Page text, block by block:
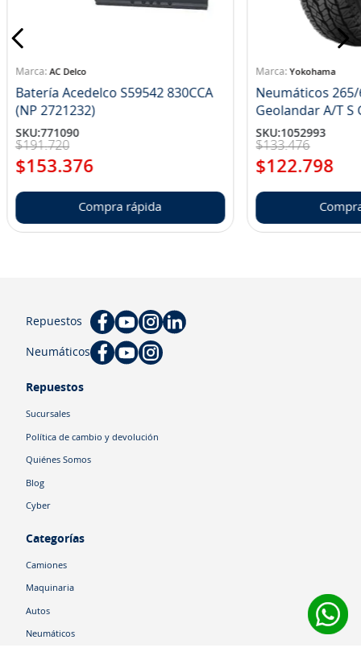
AC Delco
Batería Acedelco S59542 830CCA
(NP 2721232)
SKU:771090
$191.720
$153.376
Compra rápida
Yokohama
Neumáticos 265/
SKU:1052993
$133.476
$122.798
Repuestos
Neumáticos
Repuestos
Sucursales
Política de cambio y devolución
Quiénes Somos
Blog
Cyber
Categorías
Camiones
Maquinaria
Autos
Neumáticos